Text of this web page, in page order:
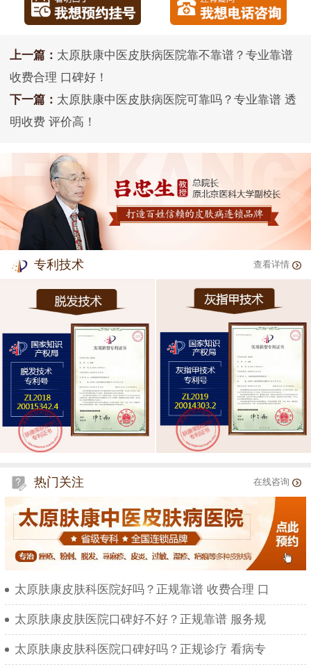
上一篇： 太原肤康中医皮肤病医院靠不靠谱？专业靠谱
收费合理 口碑好！
下一篇： 太原肤康中医皮肤病医院可靠吗？专业靠谱 透
明收费 评价高！
专利技术 查看详情
热门关注 在线咨询
太原肤康皮肤科医院好吗？正规靠谱 收费合理 口
太原肤康皮肤医院口碑好不好？正规靠谱 服务规
太原肤康皮肤科医院口碑好吗？正规诊疗 看病专